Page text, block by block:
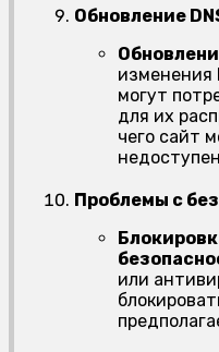
Обновление
изменения
могут
для их
чего сайт
Проблемы с
или